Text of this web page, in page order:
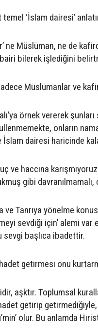
‘İslam dairesi’
ne Müslüman, ne de
bilerek işlediğini
Müslümanlar ve
örnek vererek
onların
dairesi haricinde
ve haccına
gibi davranılmamalı,
Tanrıya yönelme
sevdiği için’ alemi
sevgi başlıca ibadettir.
getirmesi onu
aşktır. Toplumsal
getirip getirmediğiyle,
olur. Bu anlamda